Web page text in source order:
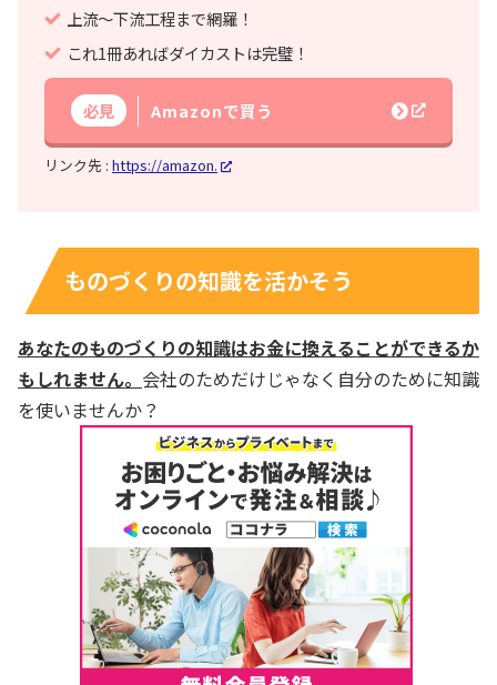
上流～下流工程まで網羅！
これ1冊あればダイカストは完璧！
必見 Amazonで買う
リンク先 : https://amazon.
ものづくりの知識を活かそう
あなたのものづくりの知識はお金に換えることができるか
もしれません。 会社のためだけじゃなく自分のために知識
を使いませんか？